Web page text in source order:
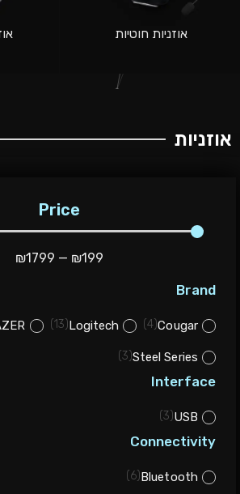
אוזניות חוטיות
אוזניות
Price
₪199
—
₪1799
Brand
Cougar
(
4
)
Logitech
(
13
)
Steel Series
(
3
)
Interface
USB
(
3
)
Connectivity
Bluetooth
(
6
)